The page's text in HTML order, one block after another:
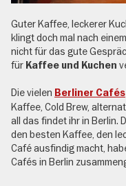
Guter Kaffee, leckerer
klingt doch mal nach
nicht für das gute
für Kaffee und Kuchen
Die vielen Berliner Cafés
Kaffee, Cold Brew,
all das findet ihr in Berlin.
den besten Kaffee, den
Café ausfindig macht,
Cafés in Berlin